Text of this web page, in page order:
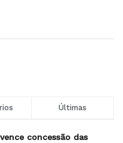
Últimas
concessão das